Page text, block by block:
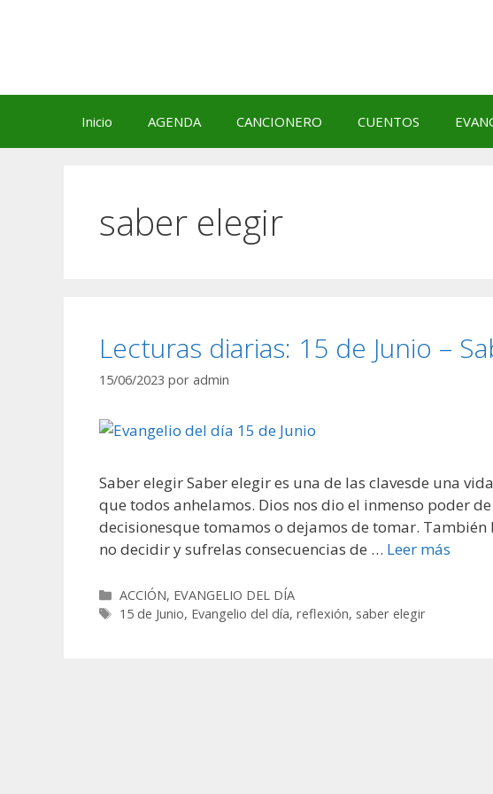
Inicio AGENDA CANCIONERO CUENTOS
saber elegir
Lecturas diarias: 15 de Junio –
15/06/2023 por admin
Saber elegir Saber elegir es una de las clavesde una
que todos anhelamos. Dios nos dio el inmenso poder
decisionesque tomamos o dejamos de tomar.
no decidir y sufrelas consecuencias de … Leer más
Categorías
ACCIÓN, EVANGELIO DEL DÍA
Etiquetas
15 de Junio, Evangelio del día,reflexión, saber elegir